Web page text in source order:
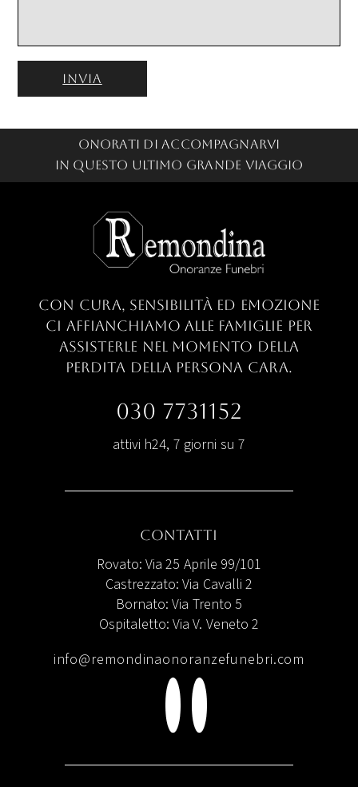
Onorati di accompagnarvi
in questo ultimo grande viaggio
con cura, sensibilità ed emozione
ci affianchiamo alle famiglie per
assisterle nel momento della
perdita della persona cara.
030 7731152
attivi h24, 7 giorni su 7
Contatti
Rovato: Via 25 Aprile 99/101
Castrezzato: Via Cavalli 2
Bornato: Via Trento 5
Ospitaletto: Via V. Veneto 2
info@remondinaonoranzefunebri.com